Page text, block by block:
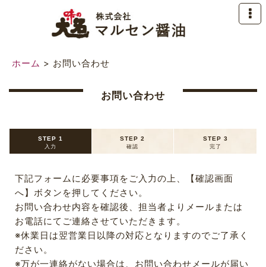
ホーム > お問い合わせ
お問い合わせ
STEP 1
入力
STEP 2
確認
STEP 3
完了
下記フォームに必要事項をご入力の上、【確認画面
へ】ボタンを押してください。
お問い合わせ内容を確認後、担当者よりメールまたは
お電話にてご連絡させていただきます。
※休業日は翌営業日以降の対応となりますのでご了承く
ださい。
※万が一連絡がない場合は、お問い合わせメールが届い